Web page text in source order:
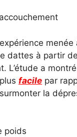
dattes à partir
L’étude a
facile par
la
poids